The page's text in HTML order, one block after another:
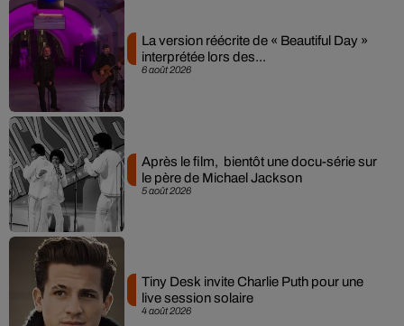
6 août 2026
La version réécrite de « Beautiful Day »
interprétée lors des...
5 août 2026
Après le film, bientôt une docu-série sur
le père de Michael Jackson
4 août 2026
Tiny Desk invite Charlie Puth pour une
live session solaire